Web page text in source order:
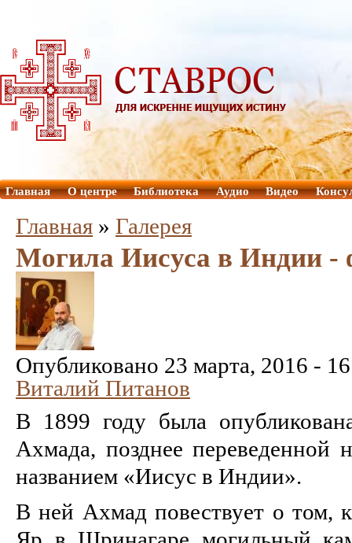
Главная О центре Библиотека Аудио Видео
Главная » Галерея
Могила Иисуса в Индии -
Опубликовано 23 марта, 2016 -
Виталий Питанов
В 1899 году была
Ахмада, позднее переведенной
названием «Иисус в Индии».
В ней Ахмад повествует о том,